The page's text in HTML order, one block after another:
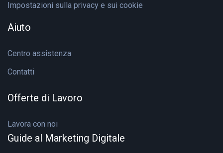
Impostazioni sulla privacy e sui cookie
Aiuto
Centro assistenza
Contatti
Offerte di Lavoro
Lavora con noi
Guide al Marketing Digitale